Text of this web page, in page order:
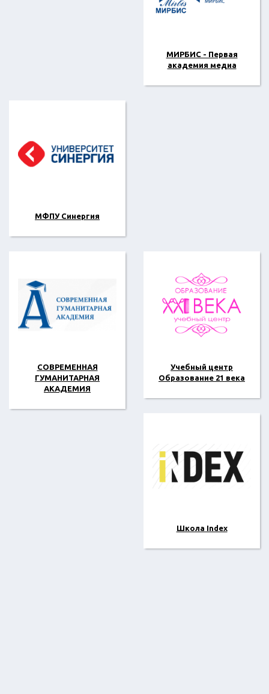
МИРБИС - Первая
академия медиа
МФПУ Синергия
СОВРЕМЕННАЯ
ГУМАНИТАРНАЯ
АКАДЕМИЯ
Учебный центр
Образование 21 века
Школа Index